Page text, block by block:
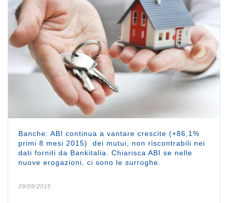
Banche: ABI continua a vantare crescite (+86,1%
primi 8 mesi 2015) dei mutui, non riscontrabili nei
dati forniti da Bankitalia. Chiarisca ABI se nelle
nuove erogazioni, ci sono le surroghe.
29/09/2015